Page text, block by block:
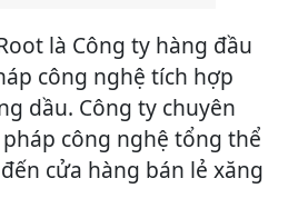
là Công ty hàng đầu
công nghệ tích hợp
dầu. Công ty chuyên
công nghệ tổng thể
cửa hàng bán lẻ xăng